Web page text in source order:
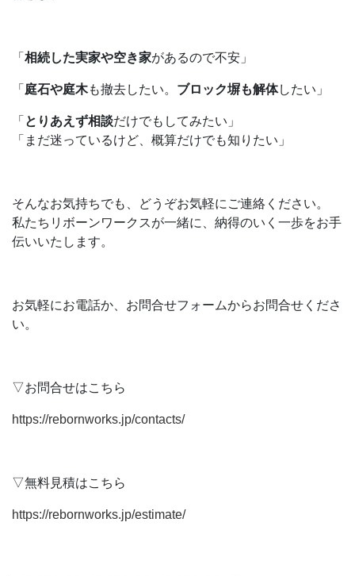
「 相続した実家や空き家があるので不安」
「 庭石や庭木も撤去したい。 ブロック塀も解体したい」
「 とりあえず相談だけでもしてみたい」
「まだ迷っているけど、概算だけでも知りたい」
そんなお気持ちでも、どうぞお気軽にご連絡ください。
私たちリボーンワークスが一緒に、納得のいく一歩をお手
伝いいたします。
お気軽にお電話か、お問合せフォームからお問合せくださ
い。
▽お問合せはこちら
https://rebornworks.jp/contacts/
▽無料見積はこちら
https://rebornworks.jp/estimate/